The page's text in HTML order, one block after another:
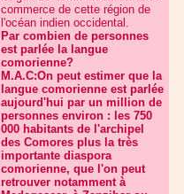
commerce de cette région de
l'océan indien occidental.
Par combien de personnes
est parlée la langue
comorienne?
M.A.C:On peut estimer que la
langue comorienne est parlée
aujourd'hui par un million de
personnes environ : les 750
000 habitants de l'archipel
des Comores plus la très
importante diaspora
comorienne, que l'on peut
retrouver notamment à